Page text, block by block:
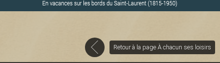
Retour à la page À chacun ses loisirs